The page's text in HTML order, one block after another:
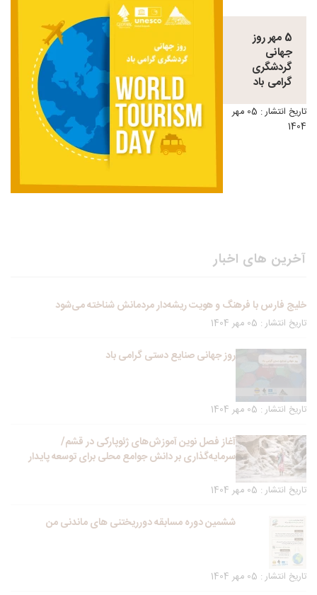
5 مهر روز
جهانی
گردشگری
گرامی باد
تاریخ انتشار : 05 مهر
1404
آخرین های اخبار
خلیج فارس با فرهنگ و هویت ریشه‌دار مردمانش شناخته می‌شود
تاریخ انتشار : 05 مهر 1404
روز جهانی صنایع دستی گرامی باد
تاریخ انتشار : 05 مهر 1404
آغاز فصل نوین آموزش‌های ژئوپارکی در قشم/
سرمایه‌گذاری بر دانش جوامع محلی برای توسعه پایدار
تاریخ انتشار : 05 مهر 1404
ششمین دوره مسابقه دورریختنی های ماندنی من
تاریخ انتشار : 05 مهر 1404